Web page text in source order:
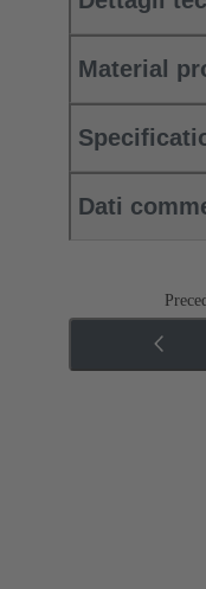
Material
Dati